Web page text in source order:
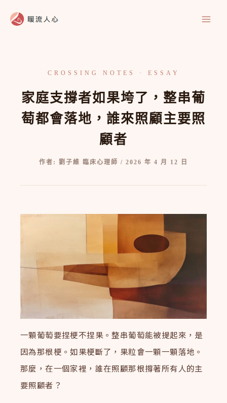
家庭支撐者如果垮了，整串葡
萄都會落地，誰來照顧主要照
顧者
作者: 劉子維 臨床心理師 / 2026 年 4 月 12 日
一顆葡萄要捏梗不捏果。整串葡萄能被提起來，是
因為那根梗。如果梗斷了，果粒會一顆一顆落地。
那麼，在一個家裡，誰在照顧那根撐著所有人的主
要照顧者？